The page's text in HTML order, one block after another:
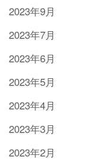
2023年9月
2023年7月
2023年6月
2023年5月
2023年4月
2023年3月
2023年2月